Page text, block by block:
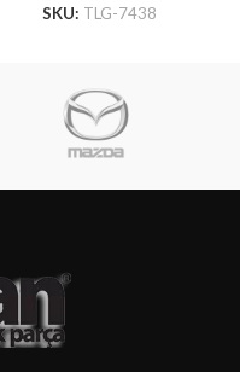
SKU: TLG-7438